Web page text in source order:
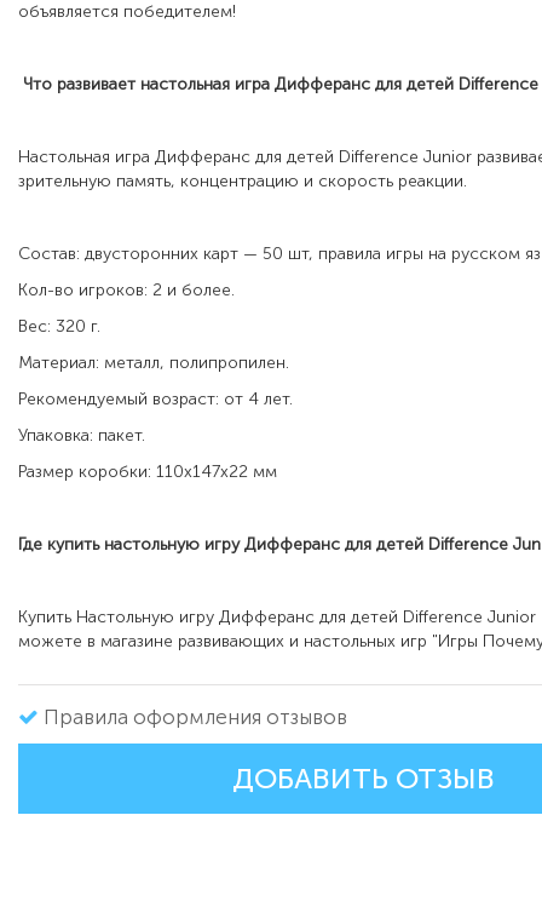
объявляется победителем!
Что развивает настольная игра Дифферанс для детей
Настольная игра Дифферанс для детей Difference Junior
зрительную память, концентрацию и скорость реакции.
Состав: двусторонних карт — 50 шт, правила игры на русском
Кол-во игроков: 2 и более.
Вес: 320 г.
Материал: металл, полипропилен.
Рекомендуемый возраст: от 4 лет.
Упаковка: пакет.
Размер коробки: 110х147х22 мм
Где купить настольную игруДифферанс для детей Difference
Купить Настольную игру Дифферанс для детей Difference
можете в магазине развивающих и настольных игр "Игры
Правила оформления отзывов
ДОБАВИТЬ ОТЗЫВ